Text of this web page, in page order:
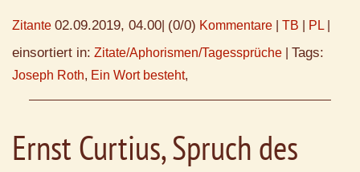
Zitante 02.09.2019, 04.00 (0/0) Kommentare TB PL
einsortiert in: Zitate/Aphorismen/Tagessprüche Tags:
Joseph Roth, Ein Wort besteht,
Ernst Curtius, Spruch des